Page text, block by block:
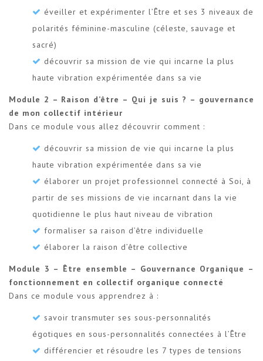
éveiller et expérimenter l’Être et ses 3 niveaux de
polarités féminine-masculine (céleste, sauvage et
sacré)
découvrir sa mission de vie qui incarne la plus
haute vibration expérimentée dans sa vie
Module 2 – Raison d’être – Qui je suis ? – gouvernance
de mon collectif intérieur
Dans ce module vous allez découvrir comment :
découvrir sa mission de vie qui incarne la plus
haute vibration expérimentée dans sa vie
élaborer un projet professionnel connecté à Soi, à
partir de ses missions de vie incarnant dans la vie
quotidienne le plus haut niveau de vibration
formaliser sa raison d’être individuelle
élaborer la raison d’être collective
Module 3 – Être ensemble – Gouvernance Organique –
fonctionnement en collectif organique connecté
Dans ce module vous apprendrez à :
savoir transmuter ses sous-personnalités
égotiques en sous-personnalités connectées à l’Être
différencier et résoudre les 7 types de tensions